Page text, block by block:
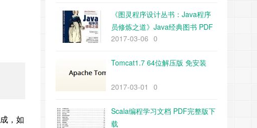
，如
《图灵程序设计丛书：Java程序
员修炼之道》Java经典图书 PDF
下载
2017-03-06 0
Tomcat1.7 64位解压版 免安装
2017-03-01 0
Scala编程学习文档 PDF完整版下
载